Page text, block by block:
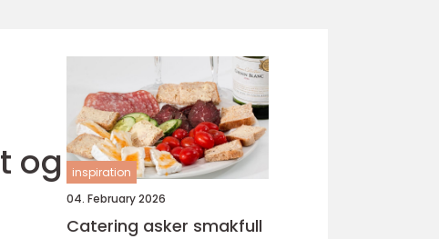
og
inspiration
04. February 2026
Catering asker smakfull